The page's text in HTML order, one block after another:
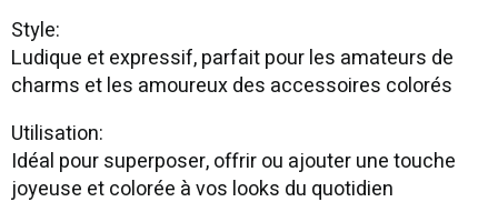
Style:
Ludique et expressif, parfait pour les amateurs de
charms et les amoureux des accessoires colorés
Utilisation:
Idéal pour superposer, offrir ou ajouter une touche
joyeuse et colorée à vos looks du quotidien